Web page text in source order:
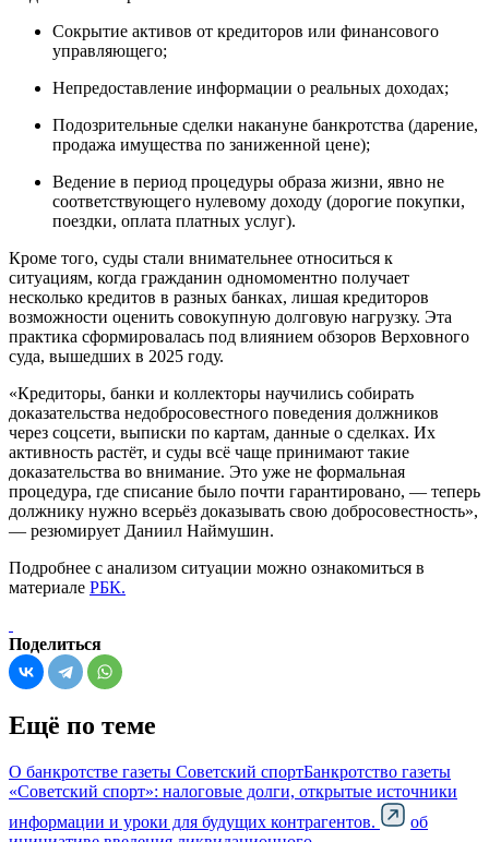
Сокрытие активов от кредиторов или финансового
управляющего;
Непредоставление информации о реальных доходах;
Подозрительные сделки накануне банкротства (дарение,
продажа имущества по заниженной цене);
Ведение в период процедуры образа жизни, явно не
соответствующего нулевому доходу (дорогие покупки,
поездки, оплата платных услуг).
Кроме того, суды стали внимательнее относиться к
ситуациям, когда гражданин одномоментно получает
несколько кредитов в разных банках, лишая кредиторов
возможности оценить совокупную долговую нагрузку. Эта
практика сформировалась под влиянием обзоров Верховного
суда, вышедших в 2025 году.
«Кредиторы, банки и коллекторы научились собирать
доказательства недобросовестного поведения должников
через соцсети, выписки по картам, данные о сделках. Их
активность растёт, и суды всё чаще принимают такие
доказательства во внимание. Это уже не формальная
процедура, где списание было почти гарантировано, — теперь
должнику нужно всерьёз доказывать свою добросовестность»,
— резюмирует Даниил Наймушин.
Подробнее с анализом ситуации можно ознакомиться в
материале РБК.
Поделиться
Ещё по теме
О банкротстве газеты Советский спортБанкротство газеты
«Советский спорт»: налоговые долги, открытые источники
информации и уроки для будущих контрагентов.
об